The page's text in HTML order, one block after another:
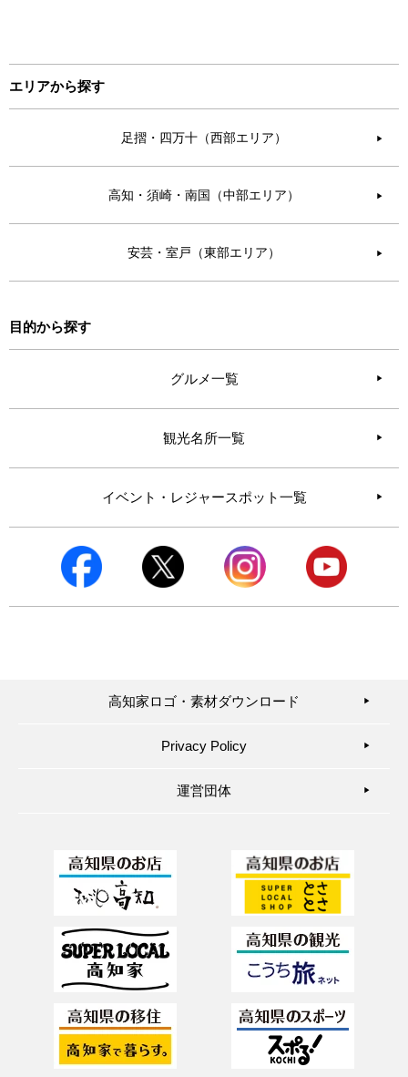
エリアから探す
足摺・四万十（西部エリア） ▶︎
高知・須崎・南国（中部エリア） ▶︎
安芸・室戸（東部エリア） ▶︎
目的から探す
グルメ一覧
観光名所一覧
イベント・レジャースポット一覧
高知家ロゴ・素材ダウンロード ▶︎
Privacy Policy ▶︎
運営団体 ▶︎